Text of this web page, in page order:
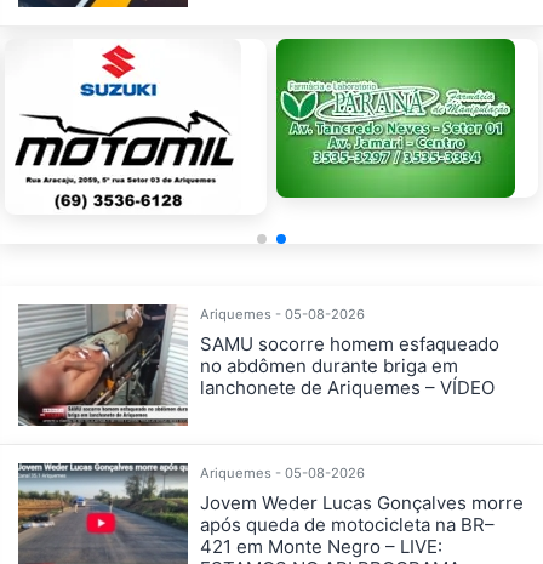
Ariquemes - 05-08-2026
SAMU socorre homem esfaqueado
no abdômen durante briga em
lanchonete de Ariquemes – VÍDEO
Ariquemes - 05-08-2026
Jovem Weder Lucas Gonçalves morre
após queda de motocicleta na BR–
421 em Monte Negro – LIVE: